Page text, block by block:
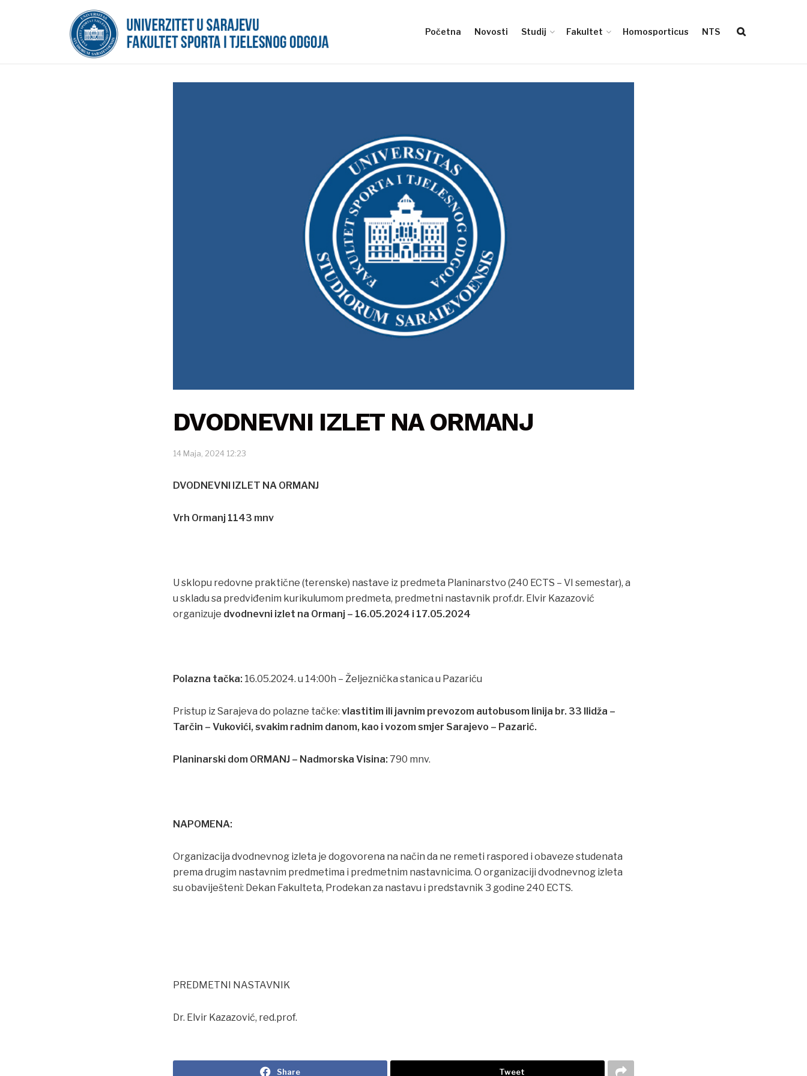
Početna Novosti Studij Fakultet Homosporticus NTS
DVODNEVNI IZLET NA ORMANJ
14 Maja, 2024 12:23
DVODNEVNI IZLET NA ORMANJ
Vrh Ormanj 1143 mnv
U sklopu redovne praktične (terenske) nastave iz predmeta Planinarstvo (240 ECTS – VI semestar), a
u skladu sa predviđenim kurikulumom predmeta, predmetni nastavnik prof.dr. Elvir Kazazović
organizuje dvodnevni izlet na Ormanj – 16.05.2024 i 17.05.2024
Polazna tačka: 16.05.2024. u 14:00h – Željeznička stanica u Pazariću
Pristup iz Sarajeva do polazne tačke: vlastitim ili javnim prevozom autobusom linija br. 33 Ilidža –
Tarčin – Vukovići, svakim radnim danom, kao i vozom smjer Sarajevo – Pazarić.
Planinarski dom ORMANJ – Nadmorska Visina: 790 mnv.
NAPOMENA:
Organizacija dvodnevnog izleta je dogovorena na način da ne remeti raspored i obaveze studenata
prema drugim nastavnim predmetima i predmetnim nastavnicima. O organizaciji dvodnevnog izleta
su obaviješteni: Dekan Fakulteta, Prodekan za nastavu i predstavnik 3 godine 240 ECTS.
PREDMETNI NASTAVNIK
Dr. Elvir Kazazović, red.prof.
Share Tweet